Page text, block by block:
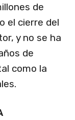
de
el cierre del
y no se ha
de
como la